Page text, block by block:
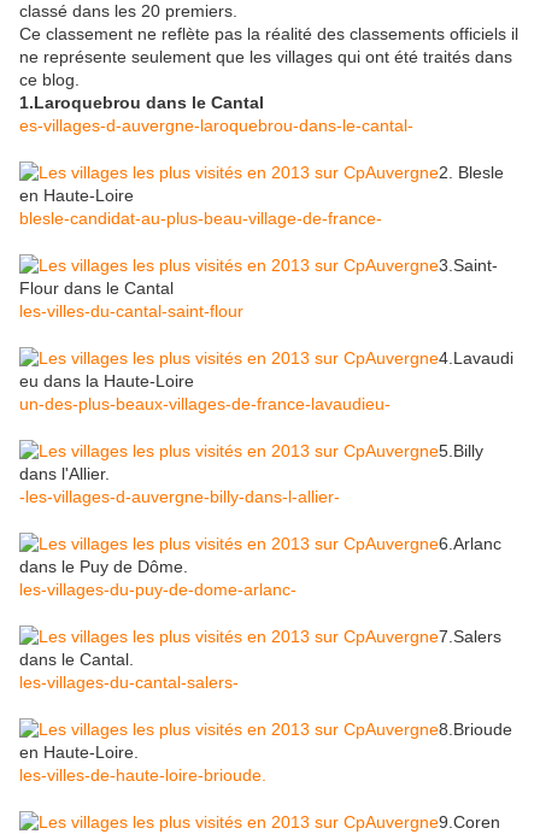
classé dans les 20 premiers.
Ce classement ne reflète pas la réalité des classements officiels il
ne représente seulement que les villages qui ont été traités dans
ce blog.
1.Laroquebrou dans le Cantal
es-villages-d-auvergne-laroquebrou-dans-le-cantal-
2. Blesle
en Haute-Loire
blesle-candidat-au-plus-beau-village-de-france-
3.Saint-
Flour dans le Cantal
les-villes-du-cantal-saint-flour
4.Lavaudi
eu dans la Haute-Loire
un-des-plus-beaux-villages-de-france-lavaudieu-
5.Billy
dans l'Allier.
-les-villages-d-auvergne-billy-dans-l-allier-
6.Arlanc
dans le Puy de Dôme.
les-villages-du-puy-de-dome-arlanc-
7.Salers
dans le Cantal.
les-villages-du-cantal-salers-
8.Brioude
en Haute-Loire.
les-villes-de-haute-loire-brioude.
9.Coren